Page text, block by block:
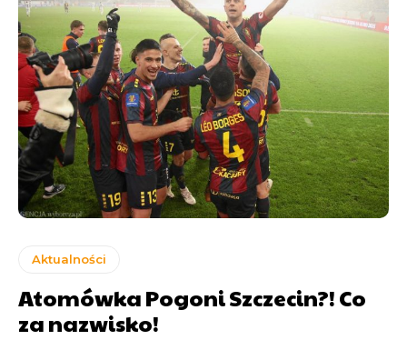
Aktualności
Atomówka Pogoni Szczecin?! Co
za nazwisko!